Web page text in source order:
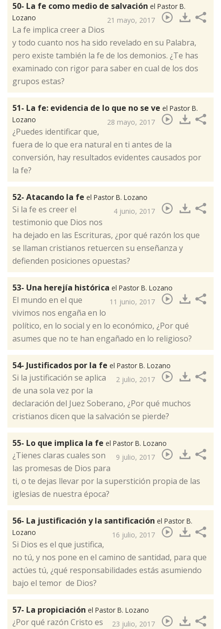
50- La fe como medio de salvación el Pastor B.
Lozano
21 mayo, 2017
La fe implica creer a Dios
y todo cuanto nos ha sido revelado en su Palabra,
pero existe también la fe de los demonios. ¿Te has
examinado con rigor para saber en cual de los dos
grupos estas?​
51- La fe: evidencia de lo que no se ve el Pastor B.
Lozano
28 mayo, 2017
¿Puedes identificar que,
fuera de lo que era natural en ti antes de la
conversión, hay resultados evidentes causados por
la fe?​
52- Atacando la fe el Pastor B. Lozano
4 junio, 2017
Si la fe es creer el
testimonio que Dios nos
ha dejado en las Escrituras, ¿por qué razón los que
se llaman cristianos retuercen su enseñanza y
defienden posiciones opuestas?​
53- Una herejía histórica el Pastor B. Lozano
11 junio, 2017
El mundo en el que
vivimos nos engaña en lo
político, en lo social y en lo económico, ¿Por qué
asumes que no te han engañado en lo religioso?​
54- Justificados por la fe el Pastor B. Lozano
2 julio, 2017
Si la justificación se aplica
de una sola vez por la
declaración del Juez Soberano, ¿Por qué muchos
cristianos dicen que la salvación se pierde? ​
55- Lo que implica la fe el Pastor B. Lozano
9 julio, 2017
¿Tienes claras cuales son
las promesas de Dios para
ti, o te dejas llevar por la superstición propia de las
iglesias de nuestra época?​
56- La justificación y la santificación el Pastor B.
Lozano
16 julio, 2017
Si Dios es el que justifica,
no tú, y nos pone en el camino de santidad, para que
actúes tú, ¿qué responsabilidades estás asumiendo
bajo el temor de Dios? ​
57- La propiciación el Pastor B. Lozano
23 julio, 2017
¿Por qué razón Cristo es